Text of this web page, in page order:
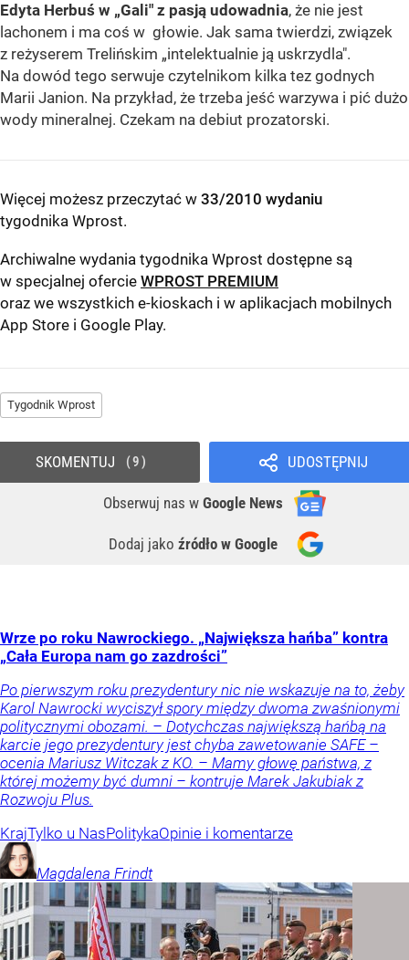
Edyta Herbuś w „Gali" z pasją udowadnia, że nie jest
lachonem i ma coś w głowie. Jak sama twierdzi, związek
z reżyserem Trelińskim „intelektualnie ją uskrzydla".
Na dowód tego serwuje czytelnikom kilka tez godnych
Marii Janion. Na przykład, że trzeba jeść warzywa i pić dużo
wody mineralnej. Czekam na debiut prozatorski.
Więcej możesz przeczytać w 33/2010 wydaniu
tygodnika Wprost.
Archiwalne wydania tygodnika Wprost dostępne są
w specjalnej ofercie WPROST PREMIUM
oraz we wszystkich e-kioskach i w aplikacjach mobilnych
App Store i Google Play.
Tygodnik Wprost
UDOSTĘPNIJ
Obserwuj nas w Google News
Dodaj jako źródło w Google
SKOMENTUJ 9
Wrze po roku Nawrockiego. „Największa hańba” kontra
„Cała Europa nam go zazdrości”
Po pierwszym roku prezydentury nic nie wskazuje na to, żeby
Karol Nawrocki wyciszył spory między dwoma zwaśnionymi
politycznymi obozami. – Dotychczas największą hańbą na
karcie jego prezydentury jest chyba zawetowanie SAFE –
ocenia Mariusz Witczak z KO. – Mamy głowę państwa, z
której możemy być dumni – kontruje Marek Jakubiak z
Rozwoju Plus.
KrajTylko u NasPolitykaOpinie i komentarze
Magdalena Frindt